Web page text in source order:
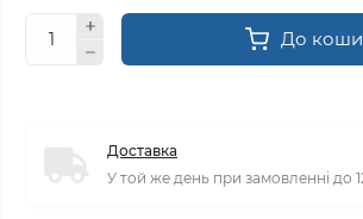
До
Доставка
У той же день при замовленні до